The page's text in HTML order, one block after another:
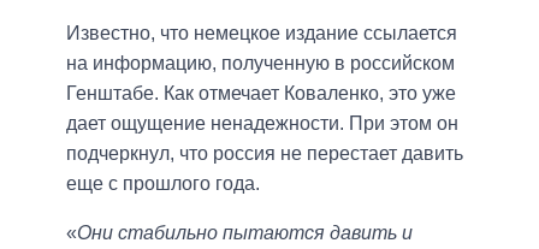
Известно, что немецкое издание ссылается
на информацию, полученную в российском
Генштабе. Как отмечает Коваленко, это уже
дает ощущение ненадежности. При этом он
подчеркнул, что россия не перестает давить
еще с прошлого года.
«Они стабильно пытаются давить и